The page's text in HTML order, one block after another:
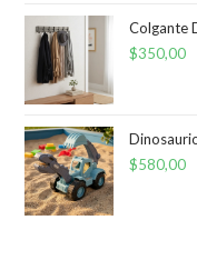
Colgante
$350,00
$580,00